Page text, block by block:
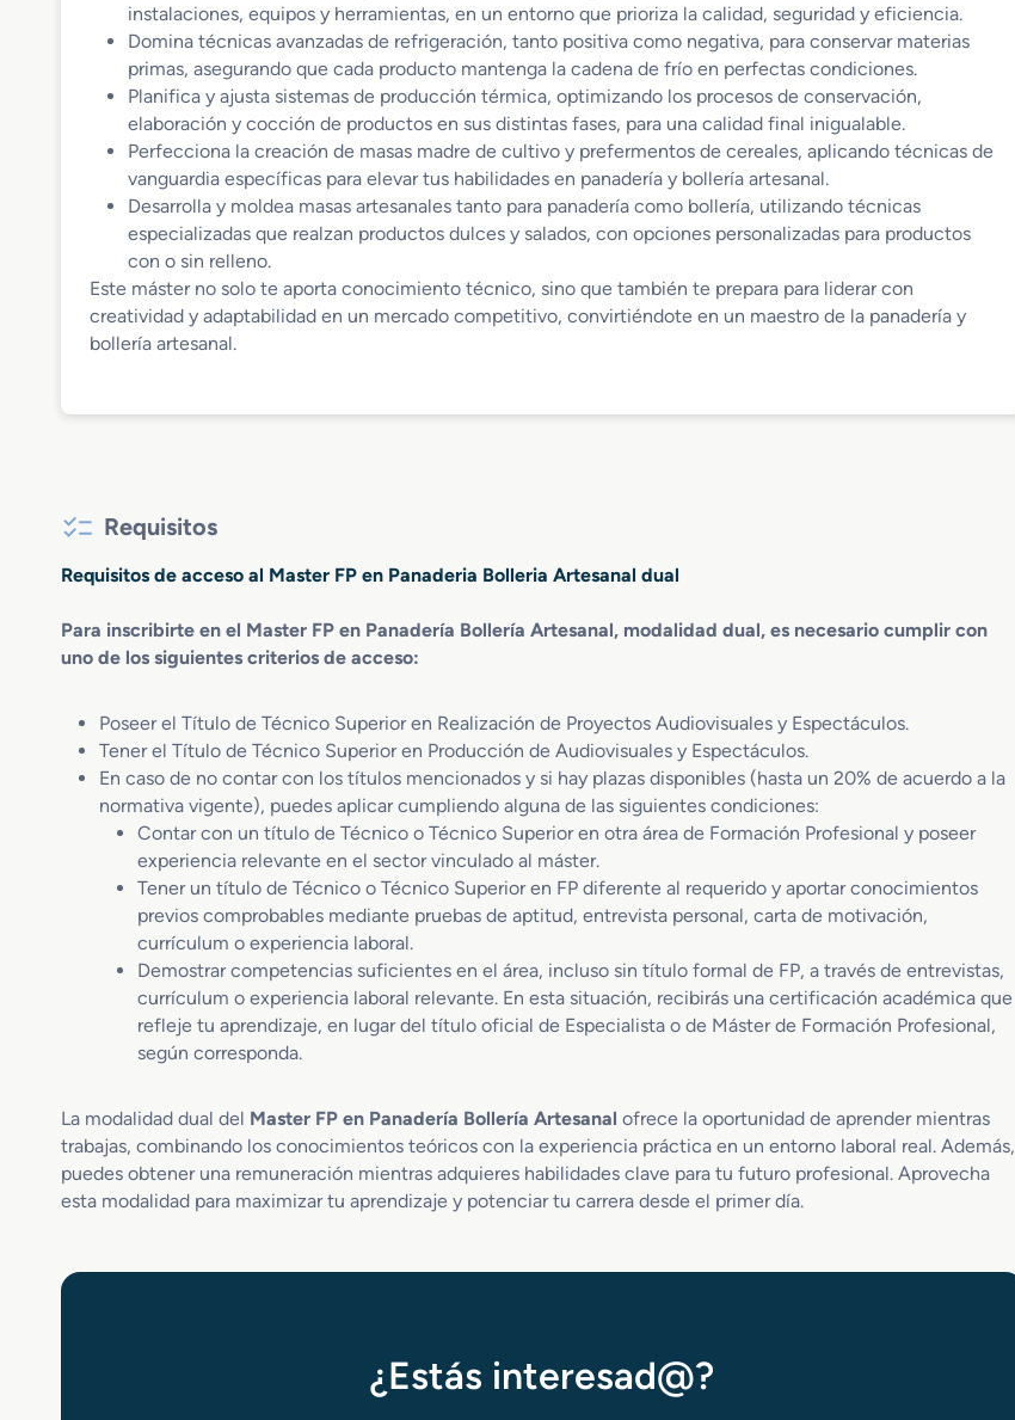
instalaciones, equipos y herramientas, en un entorno que prioriza la calidad, seguridad y eficiencia.
Domina técnicas avanzadas de refrigeración, tanto positiva como negativa, para conservar materias
primas, asegurando que cada producto mantenga la cadena de frío en perfectas condiciones.
Planifica y ajusta sistemas de producción térmica, optimizando los procesos de conservación,
elaboración y cocción de productos en sus distintas fases, para una calidad final inigualable.
Perfecciona la creación de masas madre de cultivo y prefermentos de cereales, aplicando técnicas de
vanguardia específicas para elevar tus habilidades en panadería y bollería artesanal.
Desarrolla y moldea masas artesanales tanto para panadería como bollería, utilizando técnicas
especializadas que realzan productos dulces y salados, con opciones personalizadas para productos
con o sin relleno.
Este máster no solo te aporta conocimiento técnico, sino que también te prepara para liderar con
creatividad y adaptabilidad en un mercado competitivo, convirtiéndote en un maestro de la panadería y
bollería artesanal.
Requisitos
Requisitos de acceso al Master FP en Panaderia Bolleria Artesanal dual
Para inscribirte en el Master FP en Panadería Bollería Artesanal, modalidad dual, es necesario cumplir con
uno de los siguientes criterios de acceso:
Poseer el Título de Técnico Superior en Realización de Proyectos Audiovisuales y Espectáculos.
Tener el Título de Técnico Superior en Producción de Audiovisuales y Espectáculos.
En caso de no contar con los títulos mencionados y si hay plazas disponibles (hasta un 20% de acuerdo a la
normativa vigente), puedes aplicar cumpliendo alguna de las siguientes condiciones:
Contar con un título de Técnico o Técnico Superior en otra área de Formación Profesional y poseer
experiencia relevante en el sector vinculado al máster.
Tener un título de Técnico o Técnico Superior en FP diferente al requerido y aportar conocimientos
previos comprobables mediante pruebas de aptitud, entrevista personal, carta de motivación,
currículum o experiencia laboral.
Demostrar competencias suficientes en el área, incluso sin título formal de FP, a través de entrevistas,
currículum o experiencia laboral relevante. En esta situación, recibirás una certificación académica que
refleje tu aprendizaje, en lugar del título oficial de Especialista o de Máster de Formación Profesional,
según corresponda.
La modalidad dual del Master FP en Panadería Bollería Artesanal ofrece la oportunidad de aprender mientras
trabajas, combinando los conocimientos teóricos con la experiencia práctica en un entorno laboral real. Además,
puedes obtener una remuneración mientras adquieres habilidades clave para tu futuro profesional. Aprovecha
esta modalidad para maximizar tu aprendizaje y potenciar tu carrera desde el primer día.
¿Estás interesad@?